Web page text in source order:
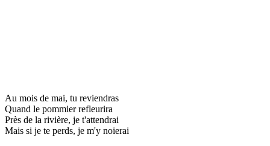
Au mois de mai, tu reviendras
Quand le pommier refleurira
Près de la rivière, je t'attendrai
Mais si je te perds, je m'y noierai